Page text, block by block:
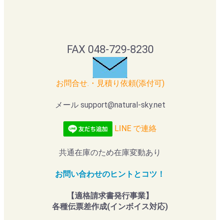
FAX 048-729-8230
お問合せ.・見積り依頼(添付可)
メール support@natural-sky.net
LINE で連絡
共通在庫のため在庫変動あり
お問い合わせのヒントとコツ！
【適格請求書発行事業】
各種伝票差作成(インボイス対応)